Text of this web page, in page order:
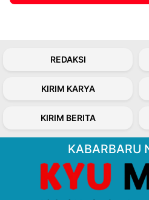
REDAKSI
KIRIM KARYA
KIRIM BERITA
KABARBARU